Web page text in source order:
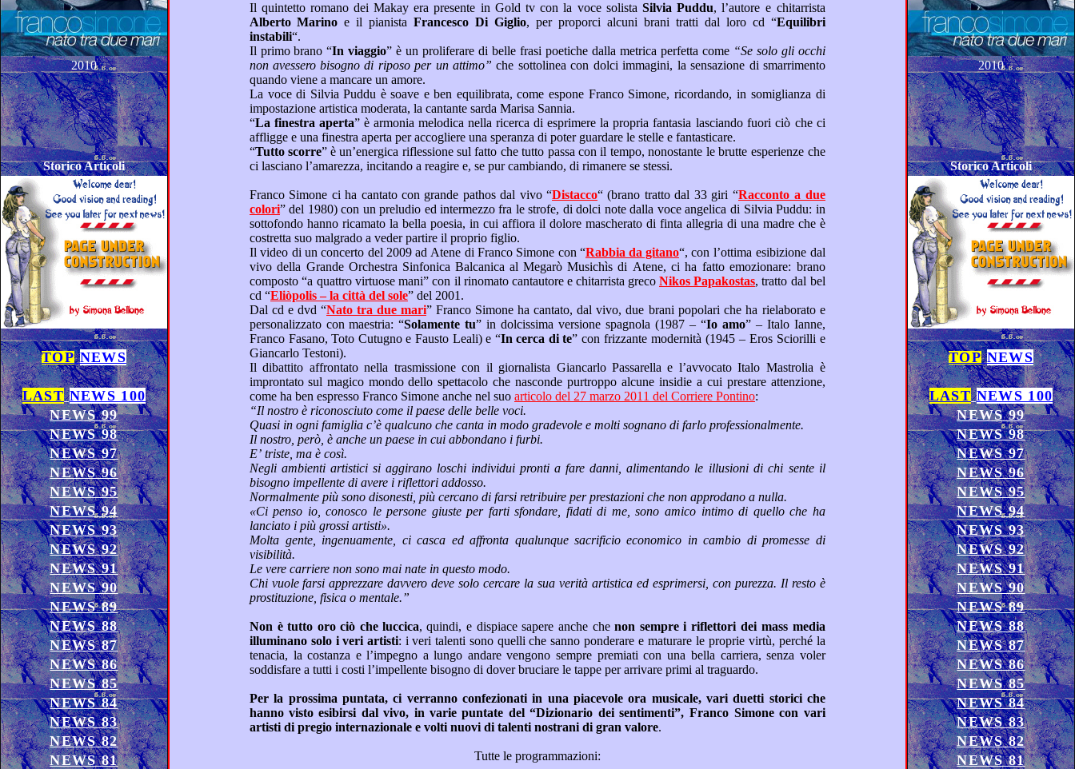
2010
Storico Articoli
TOP NEWS
LAST NEWS 100
NEWS 99
NEWS 98
NEWS 97
NEWS 96
NEWS 95
NEWS 94
NEWS 93
NEWS 92
NEWS 91
NEWS 90
NEWS 89
NEWS 88
NEWS 87
NEWS 86
NEWS 85
NEWS 84
NEWS 83
NEWS 82
NEWS 81
2010
Storico Articoli
TOP NEWS
LAST NEWS 100
NEWS 99
NEWS 98
NEWS 97
NEWS 96
NEWS 95
NEWS 94
NEWS 93
NEWS 92
NEWS 91
NEWS 90
NEWS 89
NEWS 88
NEWS 87
NEWS 86
NEWS 85
NEWS 84
NEWS 83
NEWS 82
NEWS 81
Il quintetto romano dei Makay era presente in Gold tv con la voce solista Silvia Puddu
, l’autore e chitarrista
Alberto Marino e il pianista Francesco Di Giglio , per proporci alcuni brani tratti dal loro cd “Equilibri
instabili“.
Il primo brano “
In viaggio ” è un proliferare di belle frasi poetiche dalla metrica perfetta come “Se solo gli occhi
non avessero bisogno di riposo per un attimo” che sottolinea con dolci immagini, la sensazione di smarrimento
quando viene a mancare un amore.
La voce di Silvia Puddu è soave e ben equilibrata, come espone Franco Simone, ricordando, in somiglianza di
impostazione artistica moderata, la cantante sarda Marisa Sannia.
“La finestra aperta” è armonia melodica nella ricerca di esprimere la propria fantasia lasciando fuori ciò che ci
affligge e una finestra aperta per accogliere una speranza di poter guardare le stelle e fantasticare.
“Tutto scorre” è un’energica riflessione sul fatto che tutto passa con il tempo, nonostante le brutte esperienze che
ci lasciano l’amarezza, incitando a reagire e, se pur cambiando, di rimanere se stessi.
Franco Simone ci ha cantato con grande pathos dal vivo “Distacco “ (brano tratto dal 33 giri “Racconto a due
colori” del 1980) con un preludio ed intermezzo fra le strofe, di dolci note dalla voce angelica di Silvia Puddu: in
sottofondo hanno ricamato la bella poesia, in cui affiora il dolore mascherato di finta allegria di una madre che è
costretta suo malgrado a veder partire il proprio figlio.
Il video di un concerto del 2009 ad Atene di Franco Simone con “
Rabbia da gitano“, con l’ottima esibizione dal
vivo della Grande Orchestra Sinfonica Balcanica al Megarò Musichìs di Atene, ci ha fatto emozionare: brano
composto “a quattro virtuose mani” con il rinomato cantautore e chitarrista greco
Nikos Papakostas, tratto dal bel
cd “
Eliòpolis – la città del sole
” del 2001.
Dal cd e dvd “
Nato tra due mari” Franco Simone ha cantato, dal vivo, due brani popolari che ha rielaborato e
personalizzato con maestria: “Solamente tu ” in dolcissima versione spagnola (1987 – “ Io amo” – Italo Ianne,
Franco Fasano, Toto Cutugno e Fausto Leali) e “
In cerca di te” con frizzante modernità (1945 – Eros Sciorilli e
Giancarlo Testoni).
Il dibattito affrontato nella trasmissione con il giornalista Giancarlo Passarella e l’avvocato Italo Mastrolia è
improntato sul magico mondo dello spettacolo che nasconde purtroppo alcune insidie a cui prestare attenzione,
come ha ben espresso Franco Simone anche nel suo
articolo del 27 marzo 2011 del Corriere Pontino:
“Il nostro è riconosciuto come il paese delle belle voci.
Quasi in ogni famiglia c’è qualcuno che canta in modo gradevole e molti sognano di farlo professionalmente.
Il nostro, però, è anche un paese in cui abbondano i furbi.
E’ triste, ma è così.
Negli ambienti artistici si aggirano loschi individui pronti a fare danni, alimentando le illusioni di chi sente il
bisogno impellente di avere i riflettori addosso.
Normalmente più sono disonesti, più cercano di farsi retribuire per prestazioni che non approdano a nulla.
«Ci penso io, conosco le persone giuste per farti sfondare, fidati di me, sono amico intimo di quello che ha
lanciato i più grossi artisti».
Molta gente, ingenuamente, ci casca ed affronta qualunque sacrificio economico in cambio di promesse di
visibilità.
Le vere carriere non sono mai nate in questo modo.
Chi vuole farsi apprezzare davvero deve solo cercare la sua verità artistica ed esprimersi, con purezza. Il resto è
prostituzione, fisica o mentale.”
Non è tutto oro ciò che luccica , quindi, e dispiace sapere anche che non sempre i riflettori dei mass media
illuminano solo i veri artisti: i veri talenti sono quelli che sanno ponderare e maturare le proprie virtù, perché la
tenacia, la costanza e l’impegno a lungo andare vengono sempre premiati con una bella carriera, senza voler
soddisfare a tutti i costi l’impellente bisogno di dover bruciare le tappe per arrivare primi al traguardo.
Per la prossima puntata, ci verranno confezionati in una piacevole ora musicale, vari duetti storici che
hanno visto esibirsi dal vivo, in varie puntate del “Dizionario dei sentimenti”, Franco Simone con vari
artisti di pregio internazionale e volti nuovi di talenti nostrani di gran valore.
Tutte le programmazioni: